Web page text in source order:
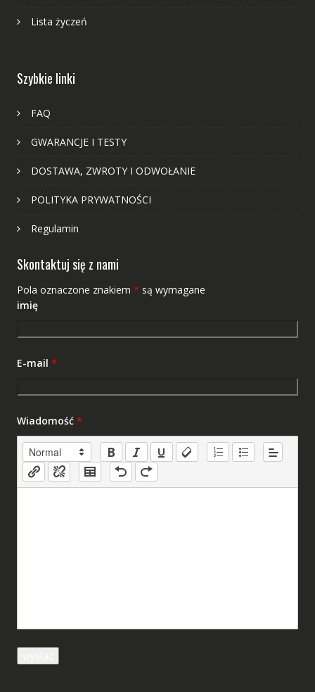
Lista życzeń
Szybkie linki
FAQ
GWARANCJE I TESTY
DOSTAWA, ZWROTY I ODWOŁANIE
POLITYKA PRYWATNOŚCI
Regulamin
Skontaktuj się z nami
Pola oznaczone znakiem * są wymagane
imię
E-mail *
Wiadomość *